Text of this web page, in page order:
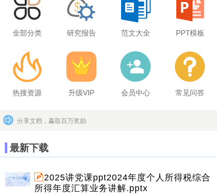
全部分类 研究报告 范文大全 PPT模板
热搜资源 升级VIP 会员中心 常见问答
分享文档，赢取百万奖励
最新下载
2025讲党课ppt2024年度个人所得税综合
所得年度汇算业务讲解.pptx